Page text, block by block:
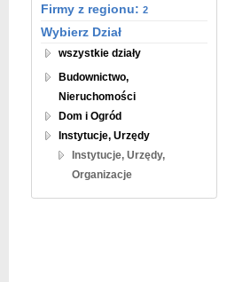
Firmy z regionu: 2
Wybierz Dział
wszystkie działy
Budownictwo,
Nieruchomości
Dom i Ogród
Instytucje, Urzędy
Instytucje, Urzędy,
Organizacje